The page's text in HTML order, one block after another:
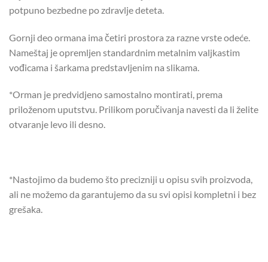
potpuno bezbedne po zdravlje deteta.
Gornji deo ormana ima četiri prostora za razne vrste odeće.
Nameštaj je opremljen standardnim metalnim valjkastim
vođicama i šarkama predstavljenim na slikama.
*Orman je predvidjeno samostalno montirati, prema
priloženom uputstvu. Prilikom poručivanja navesti da li želite
otvaranje levo ili desno.
*Nastojimo da budemo što precizniji u opisu svih proizvoda,
ali ne možemo da garantujemo da su svi opisi kompletni i bez
grešaka.